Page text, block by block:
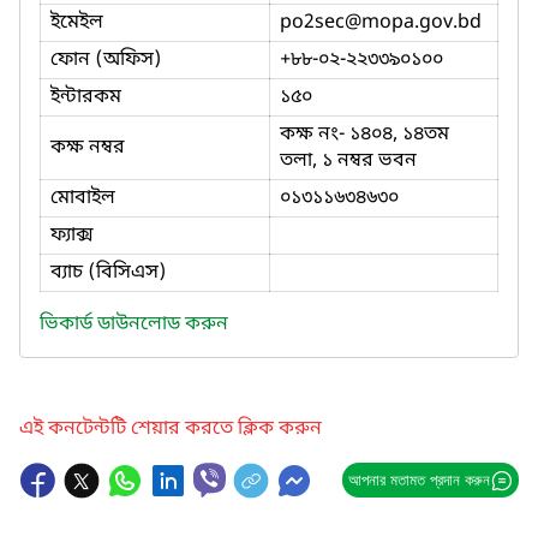
ইমেইল
po2sec@mopa.gov.bd
ফোন (অফিস)
+৮৮-০২-২২৩৩৯০১০০
ইন্টারকম
১৫০
কক্ষ নম্বর
কক্ষ নং- ১৪০৪, ১৪তম
তলা, ১ নম্বর ভবন
মোবাইল
০১৩১১৬৩৪৬৩০
ফ্যাক্স
ব্যাচ (বিসিএস)
ভিকার্ড ডাউনলোড করুন
এই কনটেন্টটি শেয়ার করতে ক্লিক করুন
আপনার মতামত প্রদান করুন